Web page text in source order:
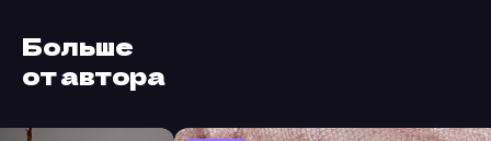
Больше
от автора